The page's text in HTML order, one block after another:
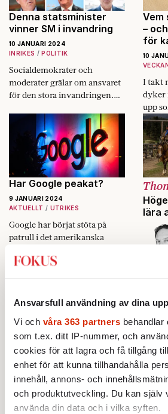
Ansvarsfull användning av dina
Vi och våra 363 partners behandlar
som t.ex. ditt IP-nummer, och
cookies för att lagra och få tillgång
enhet för att kunna tillhandahålla
innehåll, annons- och
och produktutveckling. Du kan själv
använda din data och i vilka syften.
Denna statsminister
vinner SM i invandring
10 JANUARI 2024
INRIKES
POLITIK
Socialdemokrater och
moderater grälar om ansvaret
för den stora invandringen.
Vem
–
för
10
I takt
dyker
upp
Men
ifrån
Har Google peakat?
9 JANUARI 2024
AKTUELLT
UTRIKES
Google har börjat stöta på
patrull i det amerikanska
lära
Joel Halldorf: Jobba
mindre – din chef
kommer att tacka dig
8 JANUARI 2024
KRÖNIKOR
8